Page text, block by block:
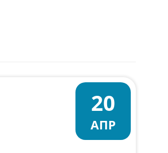
20
АПР